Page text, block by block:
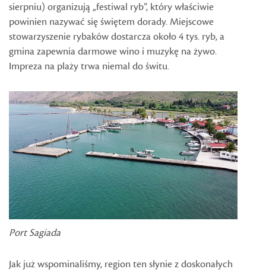
sierpniu) organizują „festiwal ryb”, który właściwie
powinien nazywać się świętem dorady. Miejscowe
stowarzyszenie rybaków dostarcza około 4 tys. ryb, a
gmina zapewnia darmowe wino i muzykę na żywo.
Impreza na plaży trwa niemal do świtu.
Port Sagiada
Jak już wspominaliśmy, region ten słynie z doskonałych